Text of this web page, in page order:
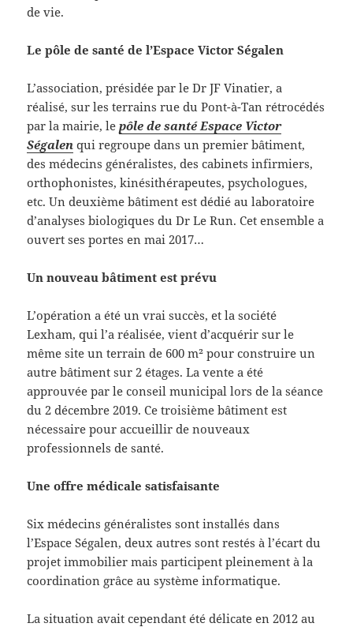
de vie.
Le pôle de santé de l’Espace Victor Ségalen
L’association, présidée par le Dr JF Vinatier, a
réalisé, sur les terrains rue du Pont-à-Tan rétrocédés
par la mairie, lepôle de santé Espace Victor
Ségalen qui regroupe dans un premier bâtiment,
des médecins généralistes, des cabinets infirmiers,
orthophonistes, kinésithérapeutes, psychologues,
etc. Un deuxième bâtiment est dédié au laboratoire
d’analyses biologiques du Dr Le Run. Cet ensemble a
ouvert ses portes en mai 2017…
Un nouveau bâtiment est prévu
L’opération a été un vrai succès, et la société
Lexham, qui l’a réalisée, vient d’acquérir sur le
même site un terrain de 600 m² pour construire un
autre bâtiment sur 2 étages. La vente a été
approuvée par le conseil municipal lors de la séance
du 2 décembre 2019. Ce troisième bâtiment est
nécessaire pour accueillir de nouveaux
professionnels de santé.
Une offre médicale satisfaisante
Six médecins généralistes sont installés dans
l’Espace Ségalen, deux autres sont restés à l’écart du
projet immobilier mais participent pleinement à la
coordination grâce au système informatique.
La situation avait cependant été délicate en 2012 au